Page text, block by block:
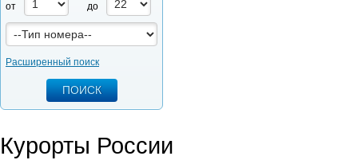
от до
Расширенный поиск
Курорты России